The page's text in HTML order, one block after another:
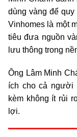
dùng vàng để
Vinhomes là một
tiêu đưa nguồn
lưu thông trong
Ông Lâm Minh
ích cho cả người
kèm không ít rủi
lợi.